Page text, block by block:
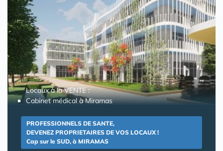
Locaux à la VENTE :
Cabinet médical à Miramas
PROFESSIONNELS DE SANTE,
DEVENEZ PROPRIETAIRES DE VOS LOCAUX !
Cap sur le SUD, à MIRAMAS